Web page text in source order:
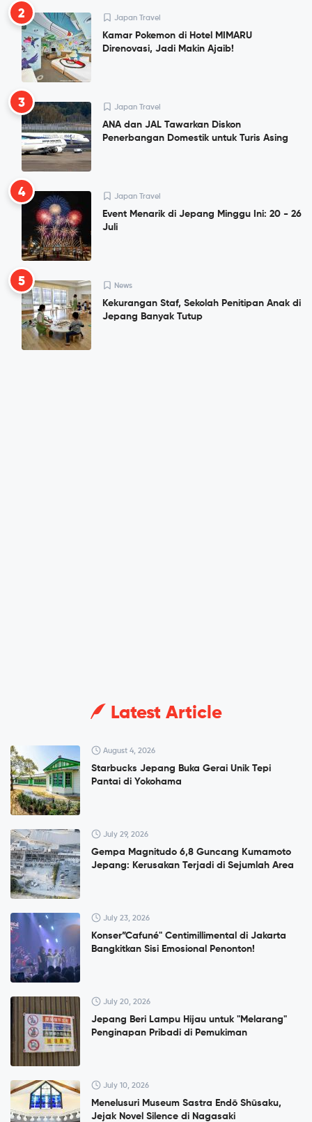
2 Japan Travel
Kamar Pokemon di Hotel MIMARU
Direnovasi, Jadi Makin Ajaib!
3 Japan Travel
ANA dan JAL Tawarkan Diskon
Penerbangan Domestik untuk Turis Asing
4 Japan Travel
Event Menarik di Jepang Minggu Ini: 20 - 26
Juli
5 News
Kekurangan Staf, Sekolah Penitipan Anak di
Jepang Banyak Tutup
Latest Article
August 4, 2026
Starbucks Jepang Buka Gerai Unik Tepi
Pantai di Yokohama
July 29, 2026
Gempa Magnitudo 6,8 Guncang Kumamoto
Jepang: Kerusakan Terjadi di Sejumlah Area
July 23, 2026
Konser”Cafuné" Centimillimental di Jakarta
Bangkitkan Sisi Emosional Penonton!
July 20, 2026
Jepang Beri Lampu Hijau untuk "Melarang"
Penginapan Pribadi di Pemukiman
July 10, 2026
Menelusuri Museum Sastra Endō Shūsaku,
Jejak Novel Silence di Nagasaki